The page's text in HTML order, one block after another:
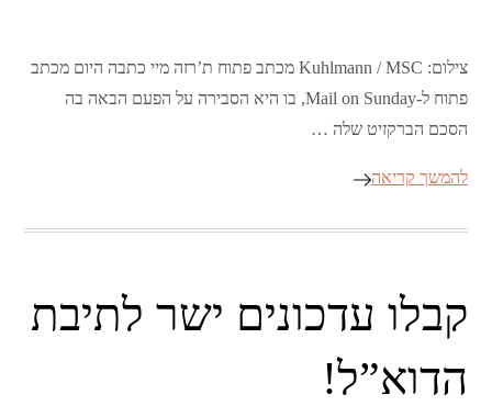
צילום: Kuhlmann / MSC מכתב פתוח ת’רזה מיי כתבה היום מכתב
פתוח ל-Mail on Sunday, בו היא הסבירה על הפעם הבאה בה
הסכם הברקזיט שלה …
להמשך קריאה
קבלו עדכונים ישר לתיבת
הדוא”ל!